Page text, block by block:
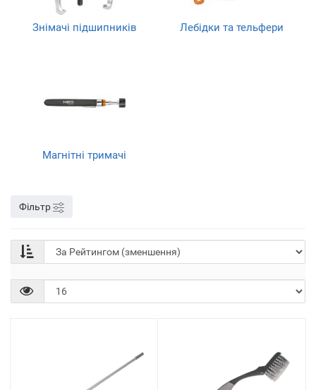
Знімачі підшипників Лебідки та тельфери
Магнітні тримачі
Фільтр